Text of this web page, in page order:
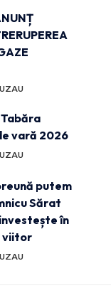
vară 2026
putem
Sărat
în
viitor